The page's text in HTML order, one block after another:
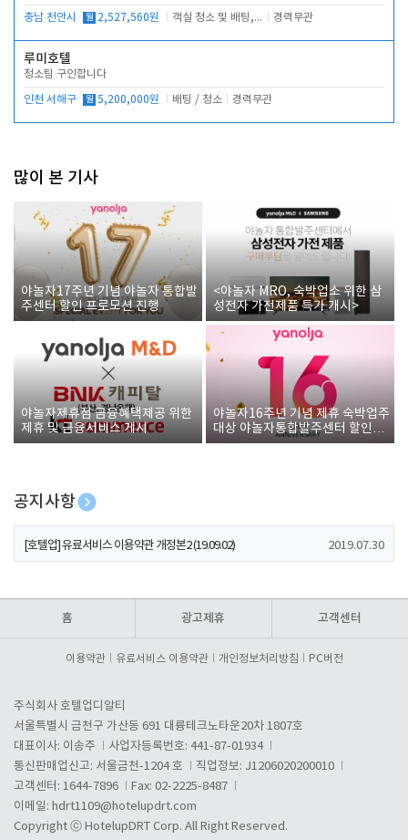
충남 천안시 월 2,527,560원 객실 청소 및 배팅, 주변 시설 청소 경력무관
루미호텔
청소팀 구인합니다
인천 서해구 월 5,200,000원 배팅 / 청소 경력무관
많이 본 기사
야놀자17주년 기념 야놀자 통합발
주센터 할인 프로모션 진행
<야놀자 MRO, 숙박업소 위한 삼
성전자 가전제품 특가 개시>
야놀자제휴점 금융혜택제공 위한
제휴 및 금융서비스 게시
야놀자16주년 기념 제휴 숙박업주
대상 야놀자통합발주센터 할인쿠
폰 증정
공지사항
[호텔업] 개인정보 처리방침 개정본1 (19.09.02)
[호텔업] 유료서비스 이용약관 개정본2 (19.09.02) 2019.07.30
홈 광고제휴 고객센터
이용약관 유료서비스 이용약관 개인정보처리방침 PC버전
주식회사 호텔업디알티
서울특별시 금천구 가산동 691 대륭테크노타운20차 1807호
대표이사: 이송주
사업자등록번호: 441-87-01934
통신판매업신고: 서울금천-1204 호
직업정보: J1206020200010
고객센터: 1644-7896
Fax: 02-2225-8487
이메일: hdrt1109@hotelupdrt.com
Copyright ⓒ HotelupDRT Corp. All Right Reserved.